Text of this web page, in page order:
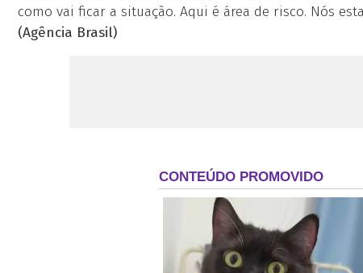
como vai ficar a situação. Aqui é área de risco. Nós
(Agência Brasil)